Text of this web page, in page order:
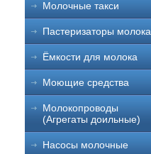
Молочные такси
Пастеризаторы молока
Ёмкости для молока
Моющие средства
Молокопроводы
(Агрегаты доильные)
Насосы молочные